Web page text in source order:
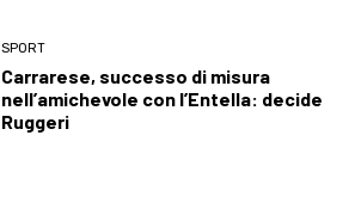
SPORT
Carrarese, successo di misura
nell’amichevole con l’Entella: decide
Ruggeri